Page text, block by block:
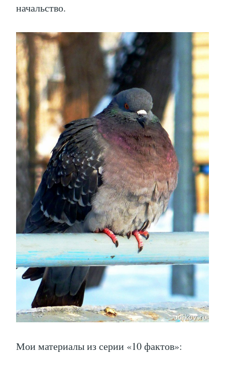
начальство.
Мои материалы из серии «10 фактов»: